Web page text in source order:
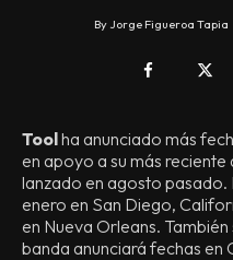
By Jorge Figueroa Tapia
Toolha anunciado más
en apoyo a su más reciente
lanzado en agosto pasado.
enero en San Diego,
en Nueva Orleans.
banda anunciará fechas en